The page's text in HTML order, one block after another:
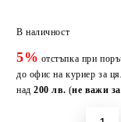
В наличност
5% отстъпка при
до офис на куриер за
над 200 лв. (не важи